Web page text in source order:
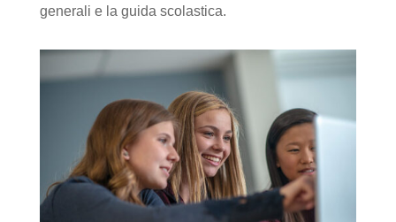
generali e la guida scolastica.